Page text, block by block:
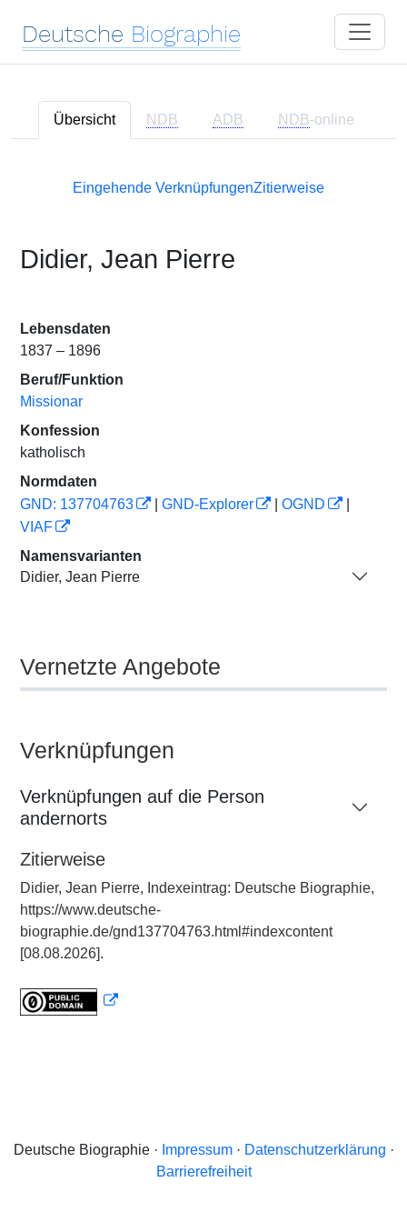
Deutsche Biographie
Übersicht NDB ADB NDB-online
Eingehende VerknüpfungenZitierweise
Didier, Jean Pierre
Lebensdaten
1837 – 1896
Beruf/Funktion
Missionar
Konfession
katholisch
Normdaten
GND: 137704763
GND-Explorer OGND
VIAF
Namensvarianten
Didier, Jean Pierre
Vernetzte Angebote
Verknüpfungen
Verknüpfungen auf die Person
andernorts
Zitierweise
Didier, Jean Pierre, Indexeintrag: Deutsche Biographie,
https://www.deutsche-
biographie.de/gnd137704763.html#indexcontent
[08.08.2026].
Deutsche Biographie · Impressum· Datenschutzerklärung ·
Barrierefreiheit